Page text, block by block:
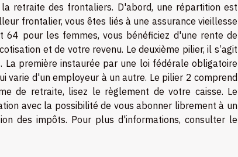
retraite des frontaliers. D'abord, une répartition est
frontalier, vous êtes liés à une assurance vieillesse
64 pour les femmes, vous bénéficiez d'une rente de
et de votre revenu. Le deuxième pilier, il s’agit
La première instaurée par une loi fédérale obligatoire
varie d'un employeur à un autre. Le pilier 2 comprend
de retraite, lisez le règlement de votre caisse. Le
avec la possibilité de vous abonner librement à un
des impôts. Pour plus d'informations, consulter le